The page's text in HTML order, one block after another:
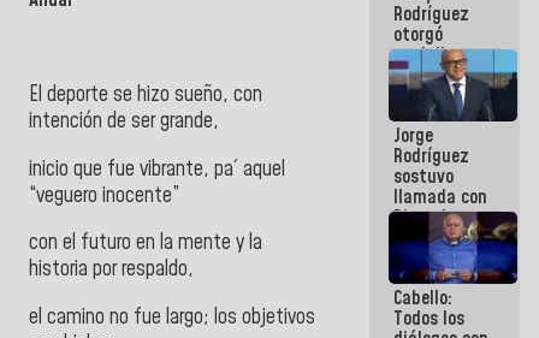
El deporte se hizo sueño, con
intención de ser grande,
inicio que fue vibrante, pa´ aquel
“veguero inocente”
con el futuro en la mente y la
historia por respaldo,
el camino no fue largo; los objetivos
Rodríguez
otorgó
medalla
"Héroe de
Venezuela"
a servidores
públicos
Jorge
Rodríguez
sostuvo
llamada con
Dinorah
Figuera y
acuerdan
primer
encuentro
presencial
Cabello:
Todos los